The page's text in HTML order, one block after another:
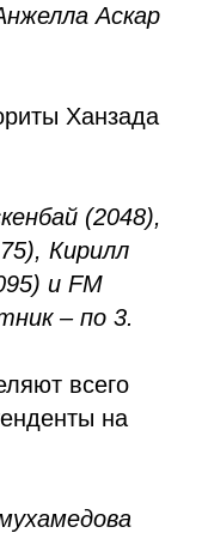
Аскар
Ханзада
(2048),
Кирилл
и FM
– по 3.
всего
на